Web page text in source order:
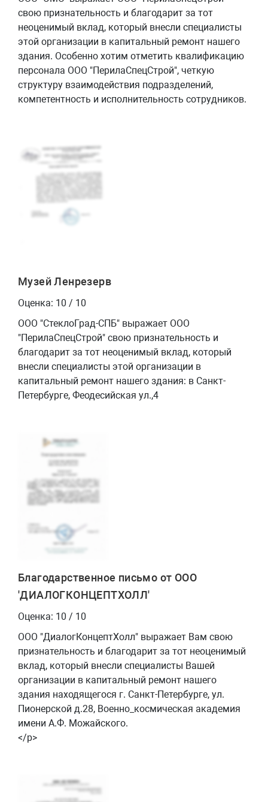
свою признательность и благодарит за тот
неоценимый вклад, который внесли специалисты
этой организации в капитальный ремонт нашего
здания. Особенно хотим отметить квалификацию
персонала ООО "ПерилаСпецСтрой", четкую
структуру взаимодействия подразделений,
компетентность и исполнительность сотрудников.
Музей Ленрезерв
Оценка: 10 / 10
ООО "СтеклоГрад-СПБ" выражает ООО
"ПерилаСпецСтрой" свою признательность и
благодарит за тот неоценимый вклад, который
внесли специалисты этой организации в
капитальный ремонт нашего здания: в Санкт-
Петербурге, Феодесийская ул.,4
Благодарственное письмо от ООО
'ДИАЛОГКОНЦЕПТХОЛЛ'
Оценка: 10 / 10
ООО "ДиалогКонцептХолл" выражает Вам свою
признательность и благодарит за тот неоценимый
вклад, который внесли специалисты Вашей
организации в капитальный ремонт нашего
здания находящегося г. Санкт-Петербурге, ул.
Пионерской д.28, Военно_космическая академия
имени А.Ф. Можайского.
</p>